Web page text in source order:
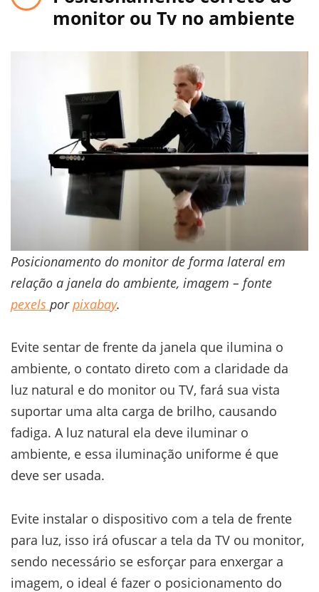
monitor ou Tv no ambiente
Posicionamento do monitor de forma lateral em
relação a janela do ambiente, imagem – fonte
pexels porpixabay.
Evite sentar de frente da janela que ilumina o
ambiente, o contato direto com a claridade da
luz natural e do monitor ou TV, fará sua vista
suportar uma alta carga de brilho, causando
fadiga. A luz natural ela deve iluminar o
ambiente, e essa iluminação uniforme é que
deve ser usada.
Evite instalar o dispositivo com a tela de frente
para luz, isso irá ofuscar a tela da TV ou monitor,
sendo necessário se esforçar para enxergar a
imagem, o ideal é fazer o posicionamento do